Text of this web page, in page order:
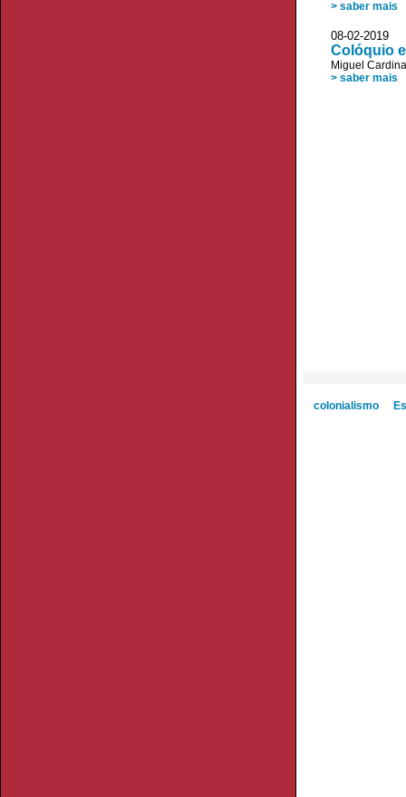
> saber mais
08-02-2019
Colóquio
Miguel Cardina
> saber mais
colonialismo